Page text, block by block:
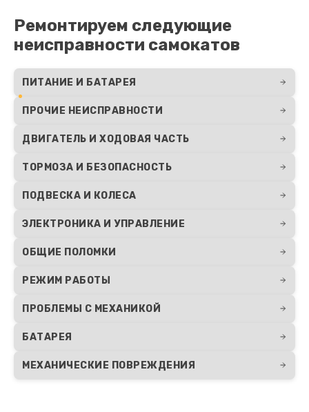
Ремонтируем следующие
неисправности самокатов
ПИТАНИЕ И БАТАРЕЯ
ПРОЧИЕ НЕИСПРАВНОСТИ
ДВИГАТЕЛЬ И ХОДОВАЯ ЧАСТЬ
ТОРМОЗА И БЕЗОПАСНОСТЬ
ПОДВЕСКА И КОЛЕСА
ЭЛЕКТРОНИКА И УПРАВЛЕНИЕ
ОБЩИЕ ПОЛОМКИ
РЕЖИМ РАБОТЫ
ПРОБЛЕМЫ С МЕХАНИКОЙ
БАТАРЕЯ
МЕХАНИЧЕСКИЕ ПОВРЕЖДЕНИЯ